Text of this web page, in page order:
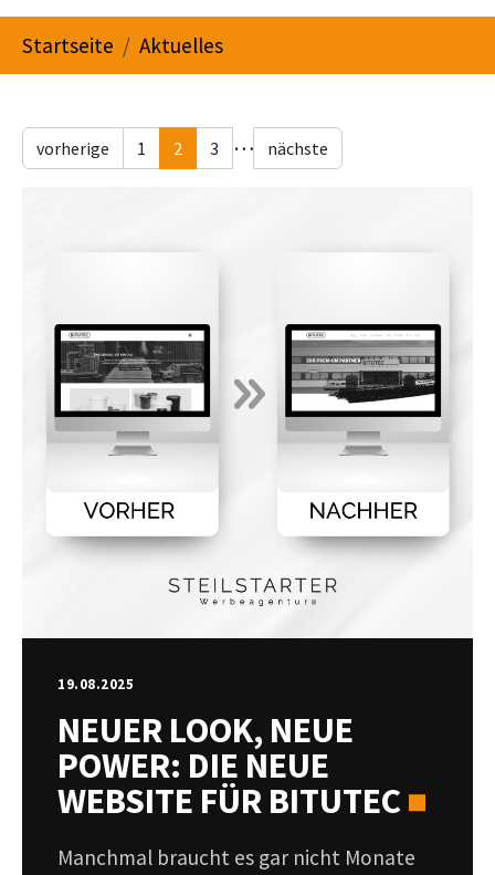
You are here:
Startseite Aktuelles
vorherige 1 2 3 … nächste
19.08.2025
NEUER LOOK, NEUE
POWER: DIE NEUE
WEBSITE FÜR BITUTEC
Manchmal braucht es gar nicht Monate